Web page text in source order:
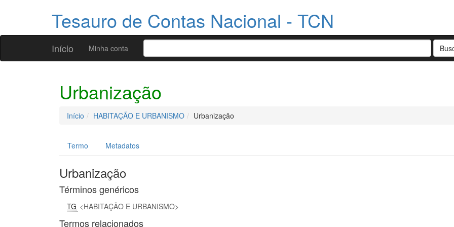
Tesauro de Contas Nacional - TCN
Início Minha conta
Urbanização
Início HABITAÇÃO E URBANISMO Urbanização
Termo Metadatos
Urbanização
Términos genéricos
TG HABITAÇÃO E URBANISMO
Termos relacionados